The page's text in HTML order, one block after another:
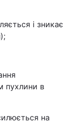
і зникає
пухлини в
на